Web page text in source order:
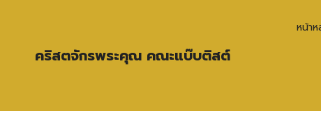
คริสตจักรพระคุณ คณะแบ๊บติสต์
หน้า